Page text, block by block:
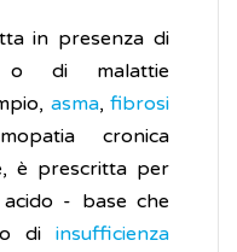
in presenza di
o di malattie
asma,fibrosi
cronica
è prescritta per
- base che
di insufficienza